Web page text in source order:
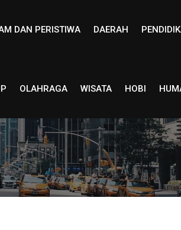
DAN PERISTIWA DAERAH
OLAHRAGA WISATA HOBI